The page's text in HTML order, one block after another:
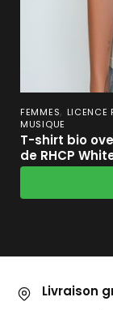
FEMMES, LICENCE
MUSIQUE
T-shirt bio
de RHCP
Livraison